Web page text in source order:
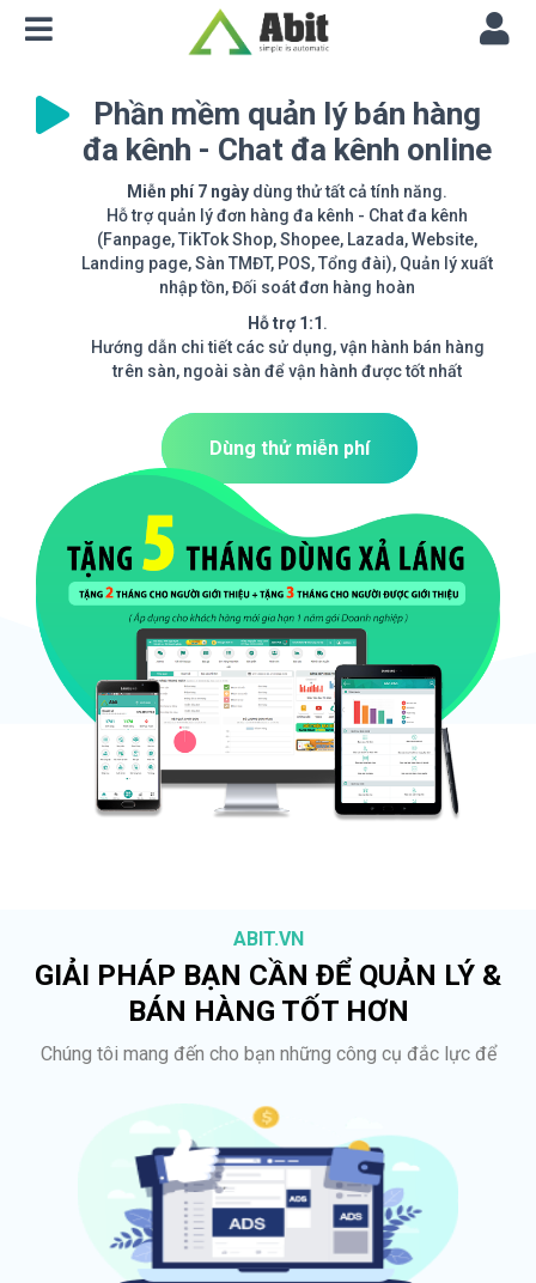
Phần mềm quản lý bán hàng
đa kênh - Chat đa kênh online
Miễn phí 7 ngày dùng thử tất cả tính năng.
Hỗ trợ quản lý đơn hàng đa kênh - Chat đa kênh
(Fanpage, TikTok Shop, Shopee, Lazada, Website,
Landing page, Sàn TMĐT, POS, Tổng đài), Quản lý xuất
nhập tồn, Đối soát đơn hàng hoàn
Hỗ trợ 1:1 .
Hướng dẫn chi tiết các sử dụng, vận hành bán hàng
trên sàn, ngoài sàn để vận hành được tốt nhất
Dùng thử miễn phí
ABIT.VN
GIẢI PHÁP BẠN CẦN ĐỂ QUẢN LÝ &
BÁN HÀNG TỐT HƠN
Chúng tôi mang đến cho bạn những công cụ đắc lực để